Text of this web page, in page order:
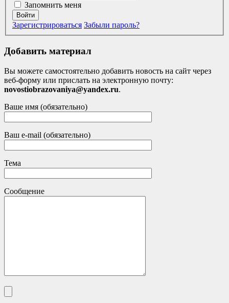
Запомнить меня
Войти
Зарегистрироваться Забыли пароль?
Добавить материал
Вы можете самостоятельно добавить новость на сайт через
веб-форму или прислать на электронную почту:
novostiobrazovaniya@yandex.ru.
Ваше имя (обязательно)
Ваш e-mail (обязательно)
Тема
Сообщение